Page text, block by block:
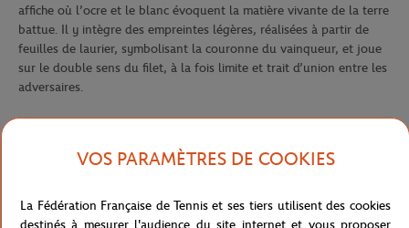
affiche où l’ocre et le blanc évoquent la matière vivante de la terre
battue. Il y intègre des empreintes légères, réalisées à partir de
feuilles de laurier, symbolisant la couronne du vainqueur, et joue
sur le double sens du filet, à la fois limite et trait d’union entre les
adversaires.
Référence : FFT0017-57T-TU
VOS PARAMÈTRES DE COOKIES
La Fédération Française de Tennis et ses tiers utilisent des cookies
destinés à mesurer l'audience du site internet et vous proposer